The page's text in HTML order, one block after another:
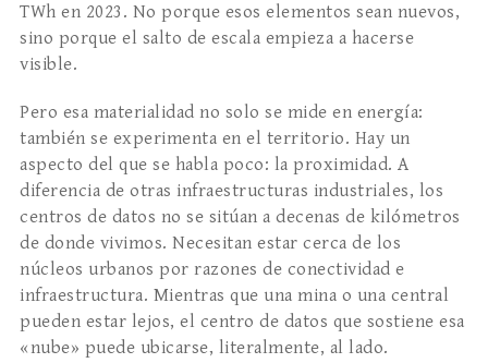
TWh en 2023. No porque esos elementos sean nuevos,
sino porque el salto de escala empieza a hacerse
visible.
Pero esa materialidad no solo se mide en energía:
también se experimenta en el territorio. Hay un
aspecto del que se habla poco: la proximidad. A
diferencia de otras infraestructuras industriales, los
centros de datos no se sitúan a decenas de kilómetros
de donde vivimos. Necesitan estar cerca de los
núcleos urbanos por razones de conectividad e
infraestructura. Mientras que una mina o una central
pueden estar lejos, el centro de datos que sostiene esa
«nube» puede ubicarse, literalmente, al lado.